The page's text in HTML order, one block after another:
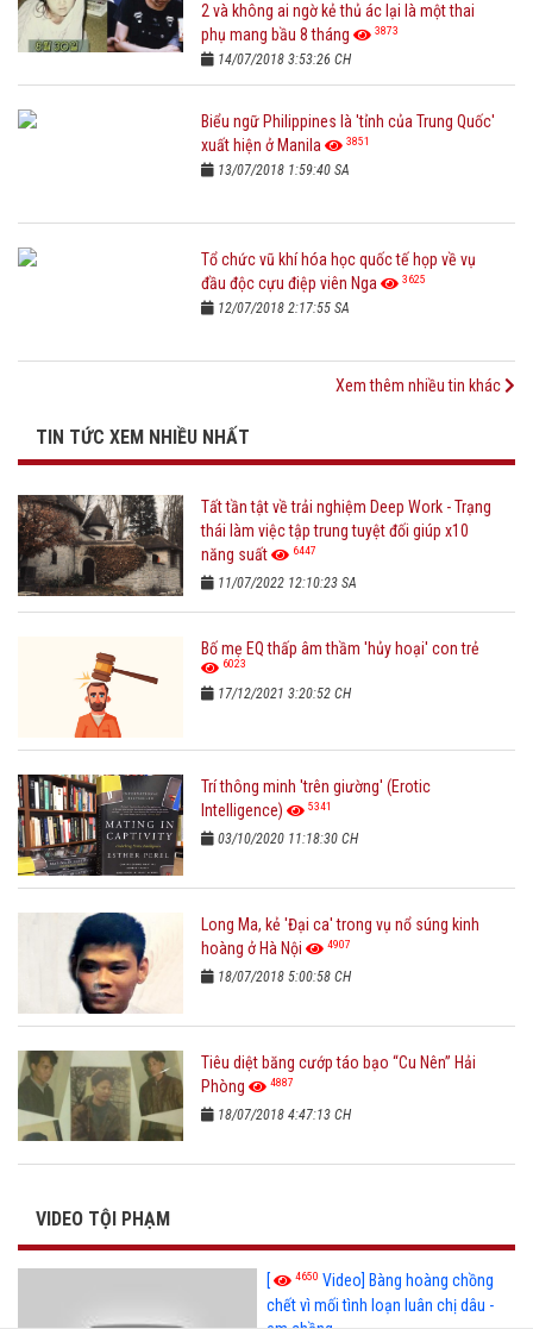
2 và không ai ngờ kẻ thủ ác lại là một thai
phụ mang bầu 8 tháng
3873
14/07/2018 3:53:26 CH
Biểu ngữ Philippines là 'tỉnh của Trung Quốc'
xuất hiện ở Manila
3851
13/07/2018 1:59:40 SA
Tổ chức vũ khí hóa học quốc tế họp về vụ
đầu độc cựu điệp viên Nga
3625
12/07/2018 2:17:55 SA
Xem thêm nhiều tin khác
TIN TỨC XEM NHIỀU NHẤT
Tất tần tật về trải nghiệm Deep Work - Trạng
thái làm việc tập trung tuyệt đối giúp x10
năng suất
6447
11/07/2022 12:10:23 SA
Bố mẹ EQ thấp âm thầm 'hủy hoại' con trẻ
6023
17/12/2021 3:20:52 CH
Trí thông minh 'trên giường' (Erotic
Intelligence)
5341
03/10/2020 11:18:30 CH
Long Ma, kẻ 'Đại ca' trong vụ nổ súng kinh
hoàng ở Hà Nội
4907
18/07/2018 5:00:58 CH
Tiêu diệt băng cướp táo bạo “Cu Nên” Hải
Phòng
4887
18/07/2018 4:47:13 CH
VIDEO TỘI PHẠM
[ 4650 Video] Bàng hoàng chồng
chết vì mối tình loạn luân chị dâu -